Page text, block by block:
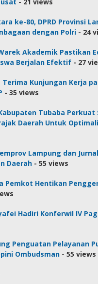
- 21 views
ke-80, DPRD Provinsi
dengan Polri - 24
Akademik Pastikan
Berjalan Efektif - 27
Kunjungan Kerja
- 35 views
Tubaba Perkuat
Daerah Untuk
Lampung dan
Daerah - 55 views
Pemkot Hentikan
Hadiri Konferwil IV
Penguatan Pelayanan
Ombudsman - 55 views